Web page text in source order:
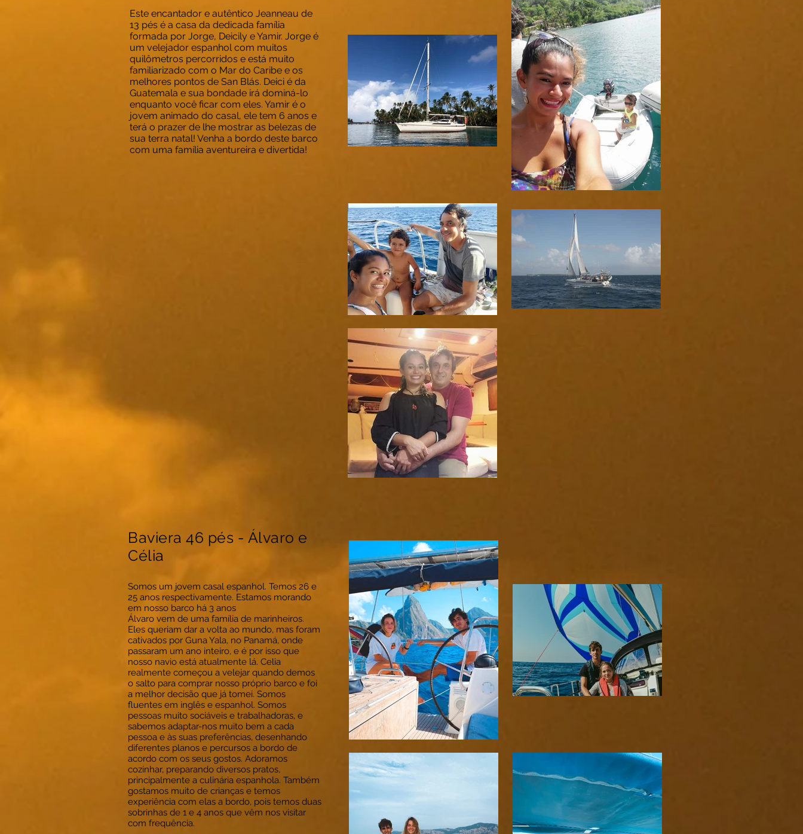
Este encantador e autêntico Jeanneau de
13 pés é a casa da dedicada família
formada por Jorge, Deicily e Yamir. Jorge é
um velejador espanhol com muitos
quilômetros percorridos e está muito
familiarizado com o Mar do Caribe e os
melhores pontos de San Blás. Deici é da
Guatemala e sua bondade irá dominá-lo
enquanto você ficar com eles. Yamir é o
jovem animado do casal, ele tem 6 anos e
terá o prazer de lhe mostrar as belezas de
sua terra natal! Venha a bordo deste barco
com uma família aventureira e divertida!
Baviera 46 pés - Álvaro e
Célia
Somos um jovem casal espanhol. Temos 26 e
25 anos respectivamente. Estamos morando
em nosso barco há 3 anos
Álvaro vem de uma família de marinheiros.
Eles queriam dar a volta ao mundo, mas foram
cativados por Guna Yala, no Panamá, onde
passaram um ano inteiro, e é por isso que
nosso navio está atualmente lá. Celia
realmente começou a velejar quando demos
o salto para comprar nosso próprio barco e foi
a melhor decisão que já tomei. Somos
fluentes em inglês e espanhol. Somos
pessoas muito sociáveis e trabalhadoras, e
sabemos adaptar-nos muito bem a cada
pessoa e às suas preferências, desenhando
diferentes planos e percursos a bordo de
acordo com os seus gostos. Adoramos
cozinhar, preparando diversos pratos,
principalmente a culinária espanhola. Também
gostamos muito de crianças e temos
experiência com elas a bordo, pois temos duas
sobrinhas de 1 e 4 anos que vêm nos visitar
com frequência.